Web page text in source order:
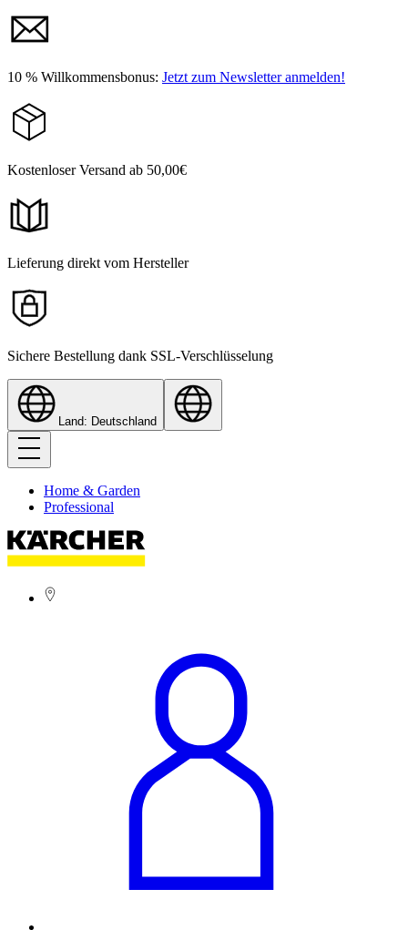
10 % Willkommensbonus: Jetzt zum Newsletter anmelden!
Kostenloser Versand ab 50,00€
Lieferung direkt vom Hersteller
Sichere Bestellung dank SSL-Verschlüsselung
Land: Deutschland
Home & Garden
Professional